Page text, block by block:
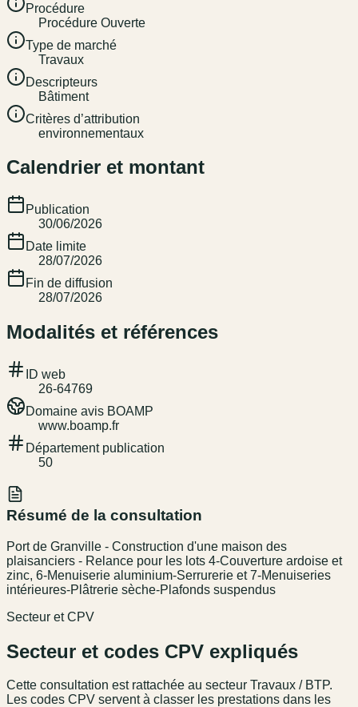
Procédure
Procédure Ouverte
Type de marché
Travaux
Descripteurs
Bâtiment
Critères d’attribution
environnementaux
Calendrier et montant
Publication
30/06/2026
Date limite
28/07/2026
Fin de diffusion
28/07/2026
Modalités et références
ID web
26-64769
Domaine avis BOAMP
www.boamp.fr
Département publication
50
Résumé de la consultation
Port de Granville - Construction d'une maison des
plaisanciers - Relance pour les lots 4-Couverture ardoise et
zinc, 6-Menuiserie aluminium-Serrurerie et 7-Menuiseries
intérieures-Plâtrerie sèche-Plafonds suspendus
Secteur et CPV
Secteur et codes CPV expliqués
Cette consultation est rattachée au secteur Travaux / BTP.
Les codes CPV servent à classer les prestations dans les